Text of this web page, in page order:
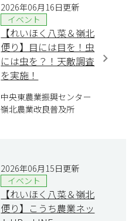
2026年06月16日更新
イベント
【れいほく八菜＆嶺北
便り】目には目を！虫
には虫を？！天敵調査
を実施！
中央東農業振興センター
嶺北農業改良普及所
2026年06月15日更新
イベント
【れいほく八菜＆嶺北
便り】こうち農業ネッ